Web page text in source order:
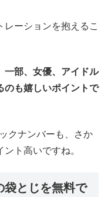
ーションを抱えるこ
一部、女優、アイドル
のも嬉しいポイントで
クナンバーも、さか
ト高いですね。
とじを無料で